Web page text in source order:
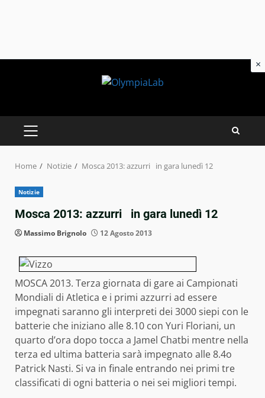
PRIMARY
MENU
Home Notizie Mosca 2013: azzurri in gara lunedì 12
Notizie
Mosca 2013: azzurri in gara lunedì 12
Massimo Brignolo 12 Agosto 2013
MOSCA 2013. Terza giornata di gare ai Campionati
Mondiali di Atletica e i primi azzurri ad essere
impegnati saranno gli interpreti dei 3000 siepi con le
batterie che iniziano alle 8.10 con Yuri Floriani, un
quarto d’ora dopo tocca a Jamel Chatbi mentre nella
terza ed ultima batteria sarà impegnato alle 8.4o
Patrick Nasti. Si va in finale entrando nei primi tre
classificati di ogni batteria o nei sei migliori tempi.
×